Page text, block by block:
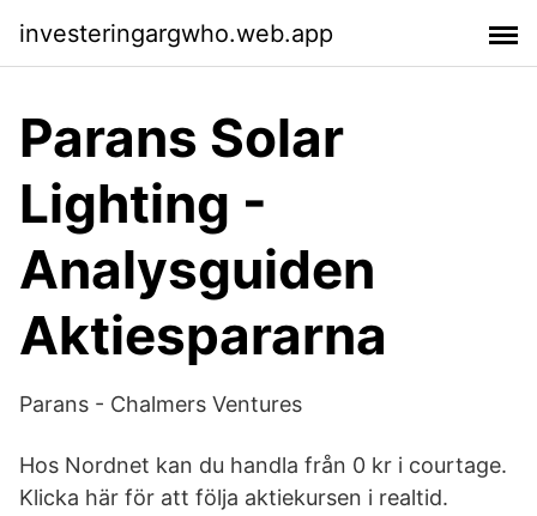
investeringargwho.web.app
Parans Solar
Lighting -
Analysguiden
Aktiespararna
Parans - Chalmers Ventures
Hos Nordnet kan du handla från 0 kr i courtage.
Klicka här för att följa aktiekursen i realtid.